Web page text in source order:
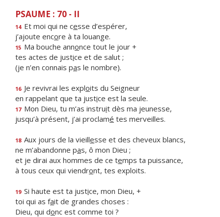
PSAUME : 70 - II
14 Et moi qui ne cesse d’espérer,
j’ajoute encore à ta louange.
15 Ma bouche annonce tout le jour +
tes actes de justice et de salut ;
(je n’en connais pas le nombre).
16 Je revivrai les exploits du Seigneur
en rappelant que ta justice est la seule.
17 Mon Dieu, tu m’as instruit dès ma jeunesse,
jusqu’à présent, j’ai proclamé tes merveilles.
18 Aux jours de la vieillesse et des cheveux blancs,
ne m’abandonne pas, ô mon Dieu ;
et je dirai aux hommes de ce temps ta puissance,
à tous ceux qui viendront, tes exploits.
19 Si haute est ta justice, mon Dieu, +
toi qui as fait de grandes choses :
Dieu, qui donc est comme toi ?